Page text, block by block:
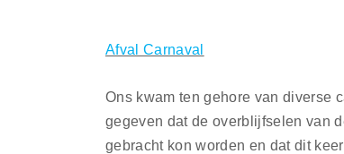
Afval Carnaval
Ons kwam ten gehore van diverse
gegeven dat de overblijfselen van
gebracht kon worden en dat dit